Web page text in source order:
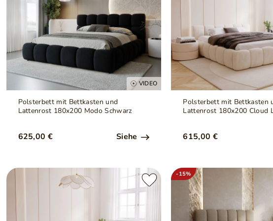
VIDEO
Polsterbett mit Bettkasten und
Lattenrost 180x200 Modo Schwarz
625,00 € Siehe
Polsterbett mit Bettkasten
Lattenrost 180x200 Cloud
615,00 €
-15%